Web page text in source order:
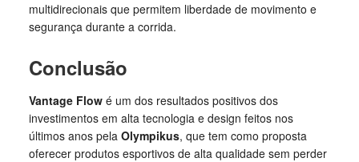
multidirecionais que permitem liberdade de movimento e
segurança durante a corrida.
Conclusão
Vantage Flow é um dos resultados positivos dos
investimentos em alta tecnologia e design feitos nos
últimos anos pela Olympikus, que tem como proposta
oferecer produtos esportivos de alta qualidade sem perder